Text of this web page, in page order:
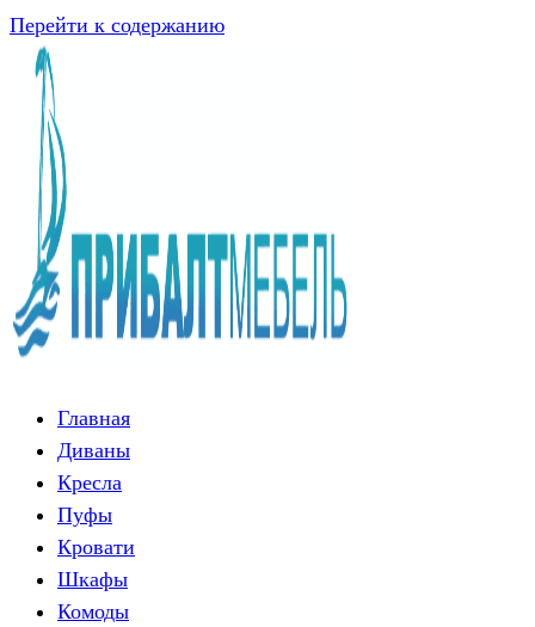
Перейти к содержанию
Главная
Диваны
Кресла
Пуфы
Кровати
Шкафы
Комоды